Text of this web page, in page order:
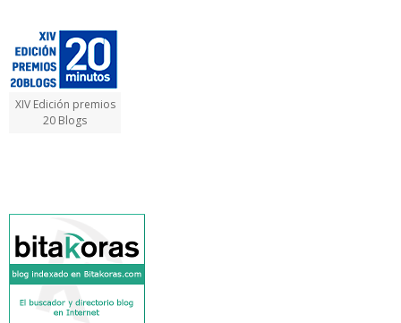
XIV Edición premios
20 Blogs